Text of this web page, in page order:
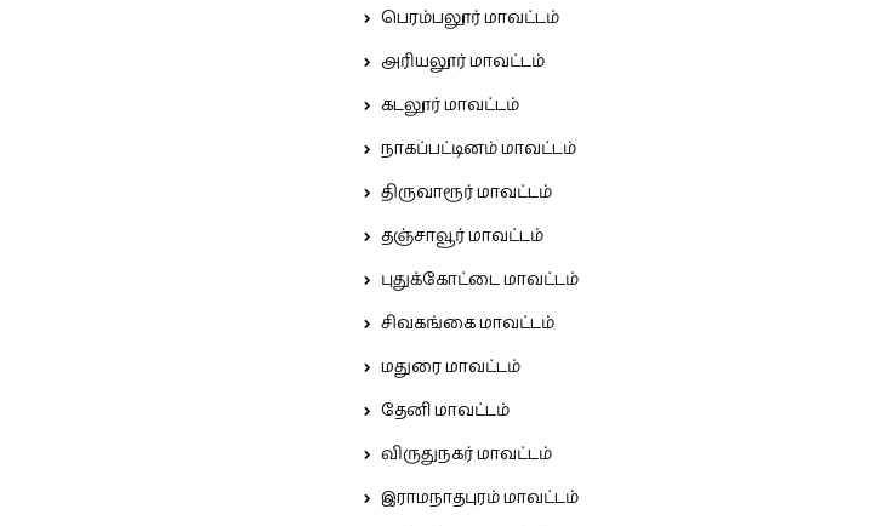
பெரம்பலூர் மாவட்டம்
அரியலூர் மாவட்டம்
கடலூர் மாவட்டம்
நாகப்பட்டினம் மாவட்டம்
திருவாரூர் மாவட்டம்
தஞ்சாவூர் மாவட்டம்
புதுக்கோட்டை மாவட்டம்
சிவகங்கை மாவட்டம்
மதுரை மாவட்டம்
தேனி மாவட்டம்
விருதுநகர் மாவட்டம்
இராமநாதபுரம் மாவட்டம்